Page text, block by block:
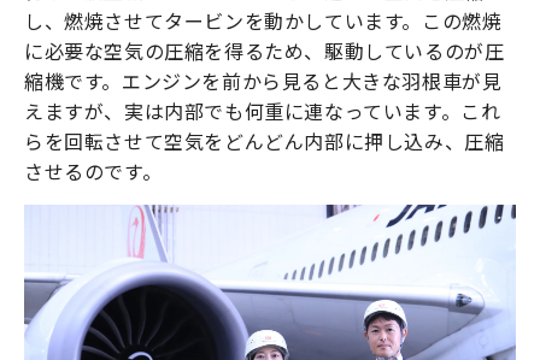
し、燃焼させてタービンを動かしています。この燃焼
に必要な空気の圧縮を得るため、駆動しているのが圧
縮機です。エンジンを前から見ると大きな羽根車が見
えますが、実は内部でも何重に連なっています。これ
らを回転させて空気をどんどん内部に押し込み、圧縮
させるのです。